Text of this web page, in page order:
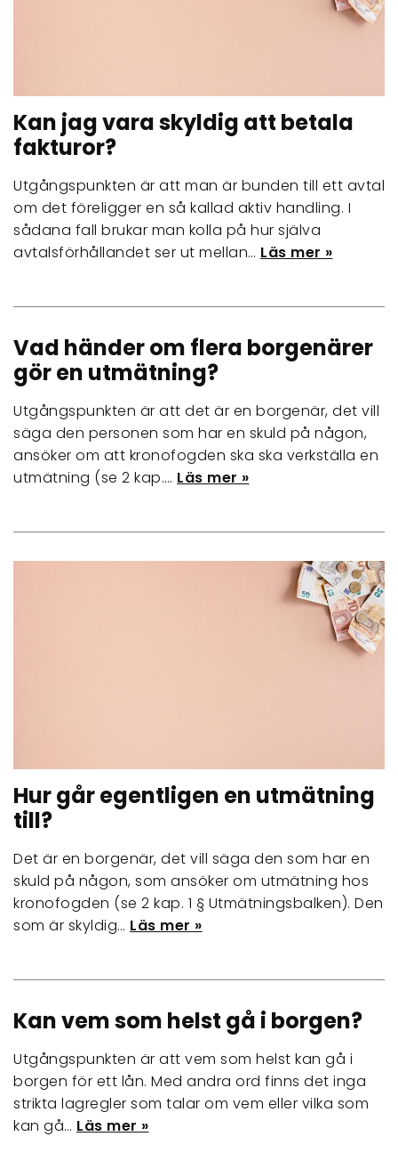
Kan jag vara skyldig att betala
fakturor?
Utgångspunkten är att man är bunden till ett avtal
om det föreligger en så kallad aktiv handling. I
sådana fall brukar man kolla på hur själva
avtalsförhållandet ser ut mellan… Läs mer »
Vad händer om flera borgenärer
gör en utmätning?
Utgångspunkten är att det är en borgenär, det vill
säga den personen som har en skuld på någon,
ansöker om att kronofogden ska ska verkställa en
utmätning (se 2 kap.… Läs mer »
Hur går egentligen en utmätning
till?
Det är en borgenär, det vill säga den som har en
skuld på någon, som ansöker om utmätning hos
kronofogden (se 2 kap. 1 § Utmätningsbalken). Den
som är skyldig… Läs mer »
Kan vem som helst gå i borgen?
Utgångspunkten är att vem som helst kan gå i
borgen för ett lån. Med andra ord finns det inga
strikta lagregler som talar om vem eller vilka som
kan gå… Läs mer »